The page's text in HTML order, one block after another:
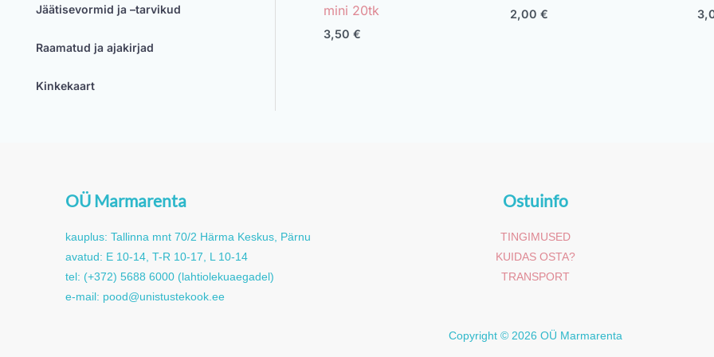
Jäätisevormid ja –tarvikud
Raamatud ja ajakirjad
Kinkekaart
mini 20tk
3,50 €
2,00€
OÜ Marmarenta
kauplus: Tallinna mnt 70/2 Härma Keskus, Pärnu
avatud: E 10-14, T-R 10-17, L 10-14
tel: (+372) 5688 6000 (lahtiolekuaegadel)
e-mail: pood@unistustekook.ee
Ostuinfo
TINGIMUSED
KUIDAS OSTA?
TRANSPORT
Copyright © 2026 OÜ Marmarenta